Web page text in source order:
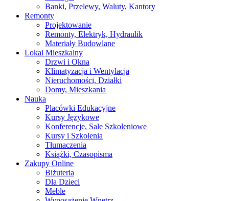
Banki, Przelewy, Waluty, Kantory
Remonty
Projektowanie
Remonty, Elektryk, Hydraulik
Materiały Budowlane
Lokal Mieszkalny
Drzwi i Okna
Klimatyzacja i Wentylacja
Nieruchomości, Działki
Domy, Mieszkania
Nauka
Placówki Edukacyjne
Kursy Językowe
Konferencje, Sale Szkoleniowe
Kursy i Szkolenia
Tłumaczenia
Książki, Czasopisma
Zakupy Online
Biżuteria
Dla Dzieci
Meble